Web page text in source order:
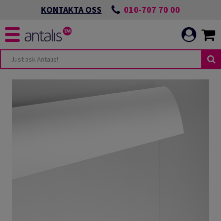
KONTAKTA OSS 010-707 70 00